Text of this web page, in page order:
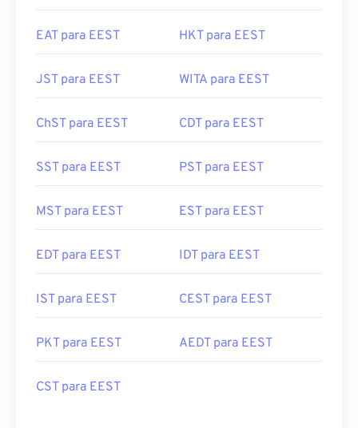
EAT para EEST HKT para EEST
JST para EEST WITA para EEST
ChST para EEST CDT para EEST
SST para EEST PST para EEST
MST para EEST EST para EEST
EDT para EEST IDT para EEST
IST para EEST CEST para EEST
PKT para EEST AEDT para EEST
CST para EEST